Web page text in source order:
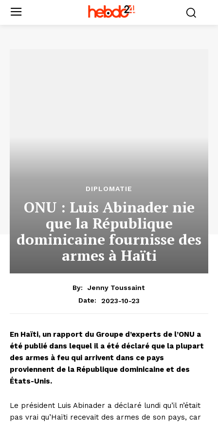
DIPLOMATIE
ONU : Luis Abinader nie
que la République
dominicaine fournisse des
armes à Haïti
By:
Jenny Toussaint
Date:
2023-10-23
En Haïti, un rapport du Groupe d’experts de l’ONU a
été publié dans lequel il a été déclaré que la plupart
des armes à feu qui arrivent dans ce pays
proviennent de la République dominicaine et des
États-Unis.
Le président Luis Abinader a déclaré lundi qu’il n’était
pas vrai qu’Haïti recevait des armes de son pays, car